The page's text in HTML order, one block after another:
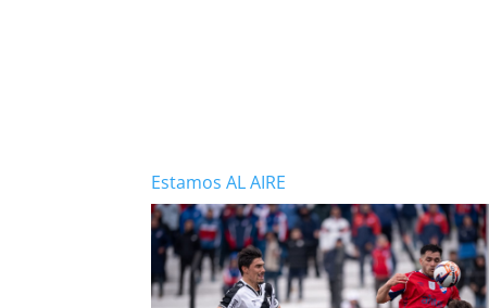
Estamos AL AIRE